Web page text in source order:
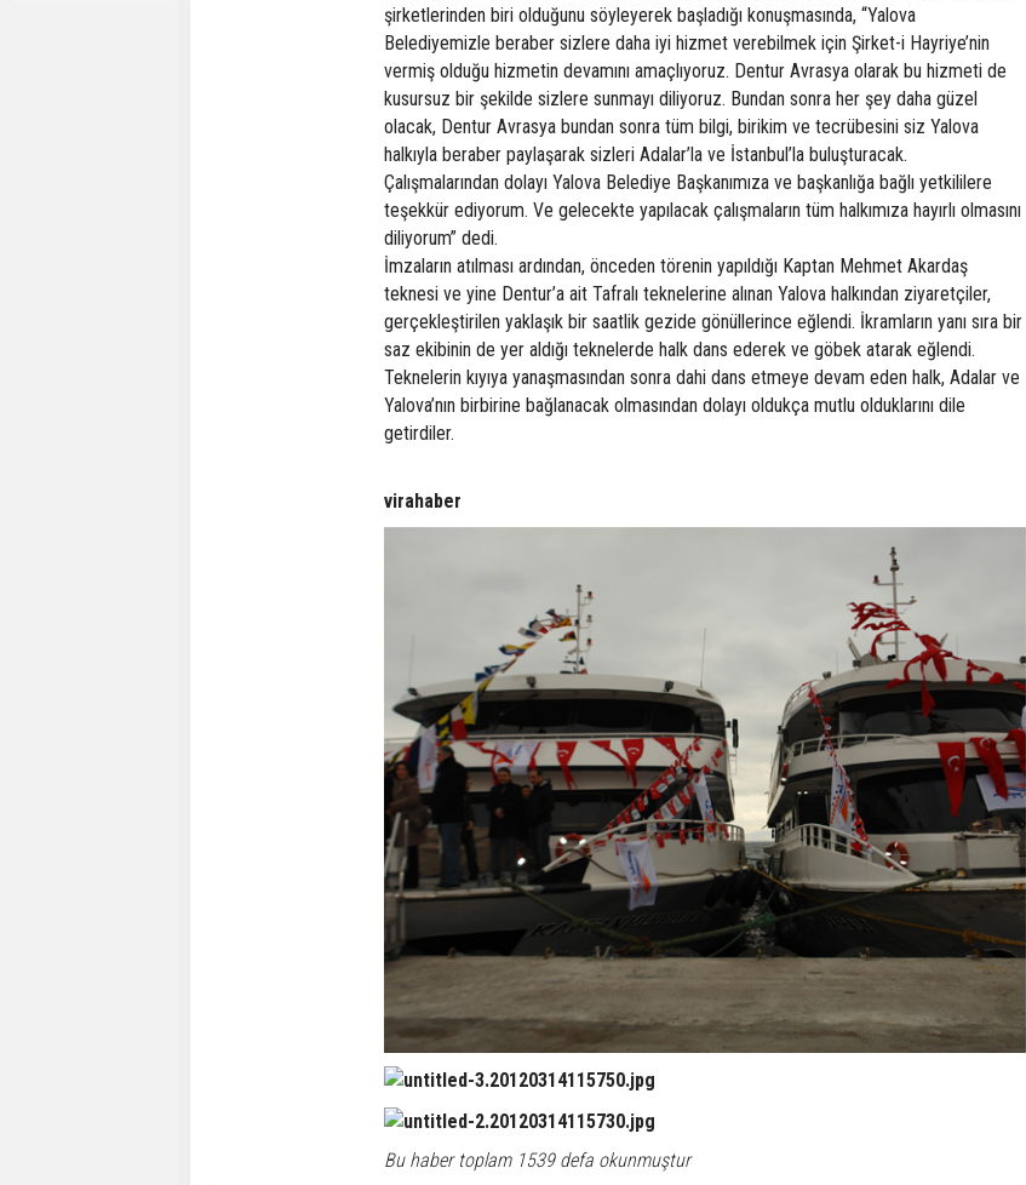
şirketlerinden biri olduğunu söyleyerek başladığı konuşmasında, “Yalova
Belediyemizle beraber sizlere daha iyi hizmet verebilmek için Şirket-i Hayriye’nin
vermiş olduğu hizmetin devamını amaçlıyoruz. Dentur Avrasya olarak bu hizmeti de
kusursuz bir şekilde sizlere sunmayı diliyoruz. Bundan sonra her şey daha güzel
olacak, Dentur Avrasya bundan sonra tüm bilgi, birikim ve tecrübesini siz Yalova
halkıyla beraber paylaşarak sizleri Adalar’la ve İstanbul’la buluşturacak.
Çalışmalarından dolayı Yalova Belediye Başkanımıza ve başkanlığa bağlı yetkililere
teşekkür ediyorum. Ve gelecekte yapılacak çalışmaların tüm halkımıza hayırlı olmasını
diliyorum” dedi.
İmzaların atılması ardından, önceden törenin yapıldığı Kaptan Mehmet Akardaş
teknesi ve yine Dentur’a ait Tafralı teknelerine alınan Yalova halkından ziyaretçiler,
gerçekleştirilen yaklaşık bir saatlik gezide gönüllerince eğlendi. İkramların yanı sıra bir
saz ekibinin de yer aldığı teknelerde halk dans ederek ve göbek atarak eğlendi.
Teknelerin kıyıya yanaşmasından sonra dahi dans etmeye devam eden halk, Adalar ve
Yalova’nın birbirine bağlanacak olmasından dolayı oldukça mutlu olduklarını dile
getirdiler.
virahaber
Bu haber toplam 1539 defa okunmuştur